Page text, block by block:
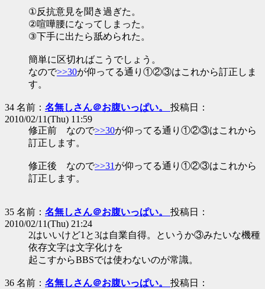
①反抗意見を聞き過ぎた。
②喧嘩腰になってしまった。
③下手に出たら舐められた。
簡単に区切ればこうでしょう。
なので>>30が仰ってる通り①②③はこれから訂正しま
す。
34 名前： 名無しさん＠お腹いっぱい。 投稿日：
2010/02/11(Thu) 11:59
修正前 なので>>30が仰ってる通り①②③はこれから
訂正します。
修正後 なので>>31 が仰ってる通り①②③はこれから
訂正します。
35 名前： 名無しさん＠お腹いっぱい。 投稿日：
2010/02/11(Thu) 21:24
2はいいけど1と3は自業自得。というか③みたいな機種
依存文字は文字化けを
起こすからBBSでは使わないのが常識。
36 名前： 名無しさん＠お腹いっぱい。 投稿日：